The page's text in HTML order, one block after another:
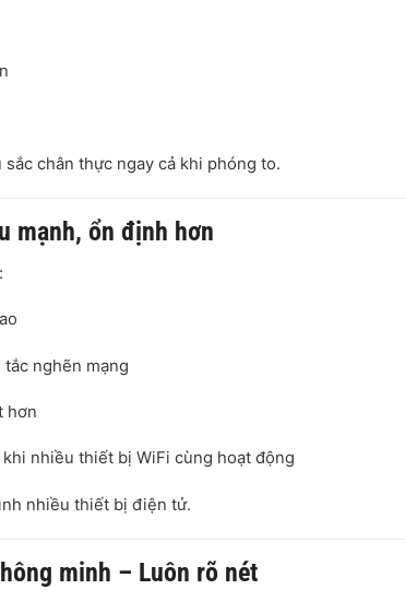
chân thực ngay cả khi phóng to.
mạnh, ổn định hơn
nghẽn mạng
hơn
nhiều thiết bị WiFi cùng hoạt động
nhiều thiết bị điện tử.
minh – Luôn rõ nét